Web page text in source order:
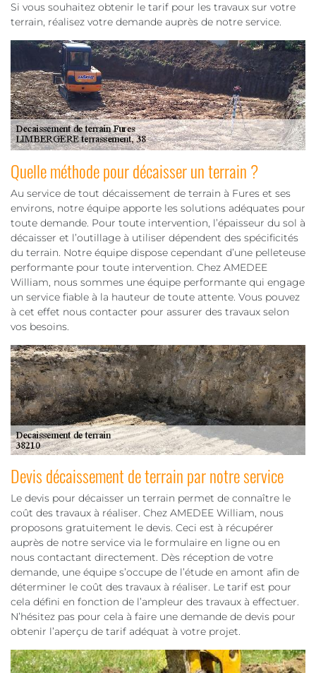
Si vous souhaitez obtenir le tarif pour les travaux sur votre
terrain, réalisez votre demande auprès de notre service.
Quelle méthode pour décaisser un terrain ?
Au service de tout décaissement de terrain à Fures et ses
environs, notre équipe apporte les solutions adéquates pour
toute demande. Pour toute intervention, l’épaisseur du sol à
décaisser et l’outillage à utiliser dépendent des spécificités
du terrain. Notre équipe dispose cependant d’une pelleteuse
performante pour toute intervention. Chez AMEDEE
William, nous sommes une équipe performante qui engage
un service fiable à la hauteur de toute attente. Vous pouvez
à cet effet nous contacter pour assurer des travaux selon
vos besoins.
Devis décaissement de terrain par notre service
Le devis pour décaisser un terrain permet de connaître le
coût des travaux à réaliser. Chez AMEDEE William, nous
proposons gratuitement le devis. Ceci est à récupérer
auprès de notre service via le formulaire en ligne ou en
nous contactant directement. Dès réception de votre
demande, une équipe s’occupe de l’étude en amont afin de
déterminer le coût des travaux à réaliser. Le tarif est pour
cela défini en fonction de l’ampleur des travaux à effectuer.
N’hésitez pas pour cela à faire une demande de devis pour
obtenir l’aperçu de tarif adéquat à votre projet.